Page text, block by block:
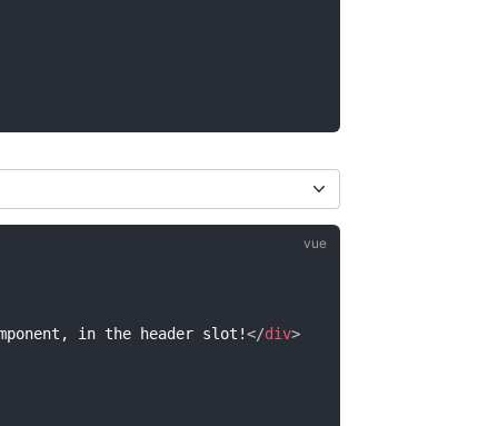
in the header slot!</div>